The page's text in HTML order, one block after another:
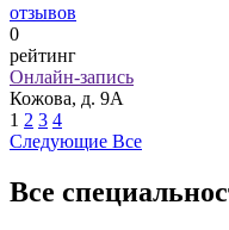
отзывов
0
рейтинг
Онлайн-запись
Кожова, д. 9А
1 2 3 4
Следующие Все
Все